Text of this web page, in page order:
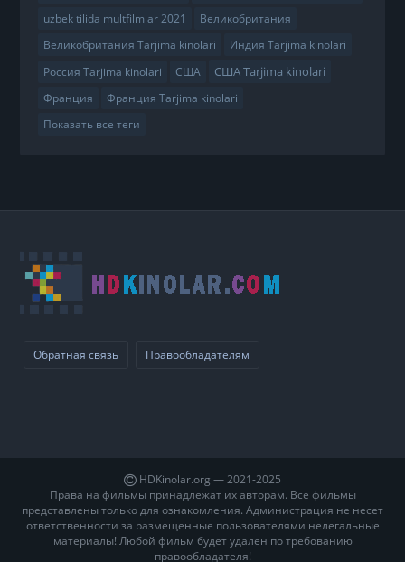
uzbek tilida multfilmlar 2021
Великобритания
Великобритания Tarjima kinolari
Индия Tarjima kinolari
Россия Tarjima kinolari
США США Tarjima kinolari
Франция
Франция Tarjima kinolari
Показать все теги
Обратная связь Правообладателям
HDKinolar.org — 2021-2025
Права на фильмы принадлежат их авторам. Все фильмы
представлены только для ознакомления. Администрация не несет
ответственности за размещенные пользователями нелегальные
материалы! Любой фильм будет удален по требованию
правообладателя!